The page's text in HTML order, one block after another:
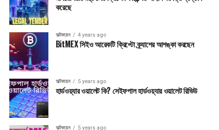
করেছে
অল্টকয়েন 4 years ago
BitMEX সিইও আরেকটি ক্রিপ্টো ক্র্যাশের আশঙ্কা করছেন
অল্টকয়েন 5 years ago
হার্ডওয়্যার ওয়ালেট কি? সেইফপাল হার্ডওয়্যার ওয়ালেট রিভিউ
অল্টকয়েন 5 years ago